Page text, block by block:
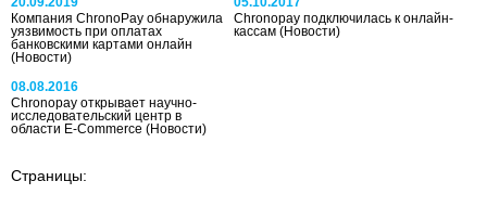
Компания ChronoPay обнаружила
уязвимость при оплатах
банковскими картами онлайн
(Новости)
Chronopay подключилась к онлайн-
кассам(Новости)
08.08.2016
Chronopay открывает научно-
исследовательский центр в
области E-Commerce (Новости)
Страницы: